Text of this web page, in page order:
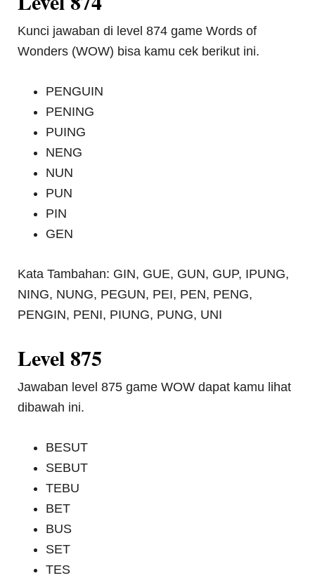
Kunci jawaban di level 874 game Words of
Wonders (WOW) bisa kamu cek berikut ini.
PENGUIN
PENING
PUING
NENG
NUN
PUN
PIN
GEN
Kata Tambahan: GIN, GUE, GUN, GUP, IPUNG,
NING, NUNG, PEGUN, PEI, PEN, PENG,
PENGIN, PENI, PIUNG, PUNG, UNI
Level 875
Jawaban level 875 game WOW dapat kamu lihat
dibawah ini.
BESUT
SEBUT
TEBU
BET
BUS
SET
TES